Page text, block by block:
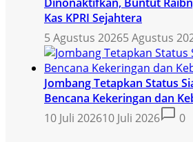
Kas KPRI Sejahtera
5 Agustus 20265 Agustus
Jombang Tetapkan Status
Bencana Kekeringan dan
10 Juli 202610 Juli 2026 0